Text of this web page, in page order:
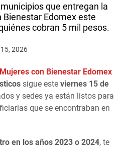
que entregan la
Edomex este
cobran 5 mil pesos.
2026
Mujeres con Bienestar Edomex
sigue este viernes 15 de
y sedes ya están listos para
que se encontraban en
en los años 2023 o 2024, te